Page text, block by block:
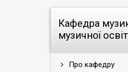
Кафедра
музичної
Про кафедру